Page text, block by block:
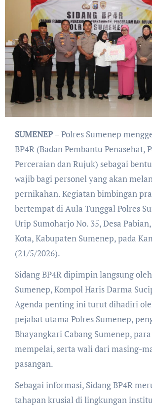
SUMENEP– Polres Sumenep
BP4R (Badan Pembantu Penasehat,
Perceraian dan Rujuk) sebagai
wajib bagi personel yang akan
pernikahan. Kegiatan bimbingan
bertempat di Aula Tunggal Polres
Urip Sumoharjo No. 35, Desa
Kota, Kabupaten Sumenep, pada
(21/5/2026).
​Sidang BP4R dipimpin langsung
Sumenep, Kompol Haris Darma
Agenda penting ini turut dihadiri
pejabat utama Polres Sumenep,
Bhayangkari Cabang Sumenep,
mempelai, serta wali dari masing-
pasangan.
​Sebagai informasi, Sidang BP4R
tahapan krusial di lingkungan